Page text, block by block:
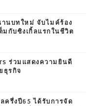
านบทใหม่ จับไมค์ร้อง
มกับซิงเกิ้ลแรกในชีวิต
ร่วมแสดงความยินดี
ธุรกิจ
รึ่งปี65 ได้รับการจัด